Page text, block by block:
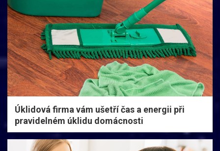
Úklidová firma vám ušetří čas a energii při
pravidelném úklidu domácnosti